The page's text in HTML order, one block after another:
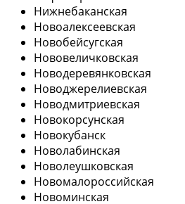
Нижнебаканская
Новоалексеевская
Новобейсугская
Нововеличковская
Новодеревянковская
Новоджерелиевская
Новодмитриевская
Новокорсунская
Новокубанск
Новолабинская
Новолеушковская
Новомалороссийская
Новоминская